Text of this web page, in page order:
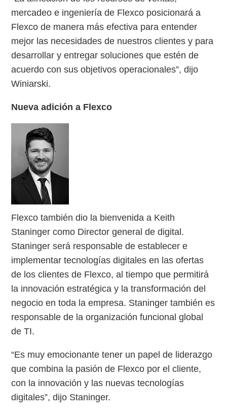
mercadeo e ingeniería de Flexco posicionará a
Flexco de manera más efectiva para entender
mejor las necesidades de nuestros clientes y para
desarrollar y entregar soluciones que estén de
acuerdo con sus objetivos operacionales”, dijo
Winiarski.
Nueva adición a Flexco
Flexco también dio la bienvenida a Keith
Staninger como Director general de digital.
Staninger será responsable de establecer e
implementar tecnologías digitales en las ofertas
de los clientes de Flexco, al tiempo que permitirá
la innovación estratégica y la transformación del
negocio en toda la empresa. Staninger también es
responsable de la organización funcional global
de TI.
“Es muy emocionante tener un papel de liderazgo
que combina la pasión de Flexco por el cliente,
con la innovación y las nuevas tecnologías
digitales”, dijo Staninger.